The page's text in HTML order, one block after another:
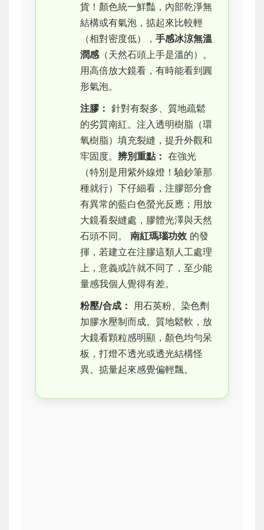
貨！顏色統一鮮豔，內部乾淨無
結構或有氣泡，掂起來比較輕
（相對密度低）， 手感冰涼無溫
潤感（天然石頭上手是溫的）。
用高倍放大鏡看，有時能看到圓
形氣泡。
注膠： 針對有裂多、質地疏鬆
的劣質南紅。注入透明樹脂（環
氧樹脂）填充裂縫，提升外觀和
牢固度。 辨別重點： 在強光
（特別是用紫外線燈！驗鈔筆那
種就行）下仔細看，注膠部分會
有異常的藍白色螢光反應；用放
大鏡看裂縫處，膠體光澤與天然
石頭不同。 南紅瑪瑙功效 的發
揮，若建立在注膠這類人工處理
上，意義或許就不同了，至少能
量感我個人覺得有差。
粉壓/合成： 用石英粉、染色劑
加膠水壓制而成。質地鬆軟，放
大鏡看顆粒感明顯，顏色均勻呆
板，打燈不透光或透光結構怪
異。掂量起來感覺偏輕飄。